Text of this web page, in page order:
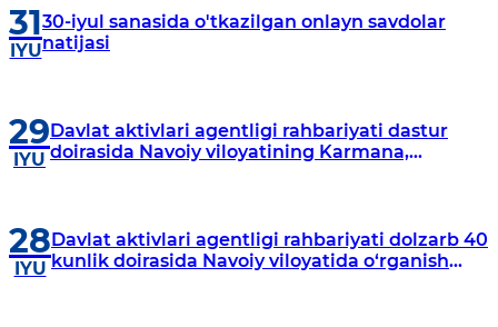
31
IYU
30-iyul sanasida o'tkazilgan onlayn savdolar
natijasi
29
IYU
Davlat aktivlari agentligi rahbariyati dastur
doirasida Navoiy viloyatining Karmana,
28
IYU
Davlat aktivlari agentligi rahbariyati dolzarb 40
kunlik doirasida Navoiy viloyatida o‘rganish